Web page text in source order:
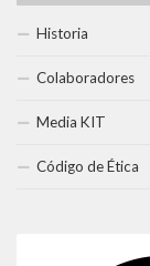
Historia
Colaboradores
Media KIT
Código de Ética